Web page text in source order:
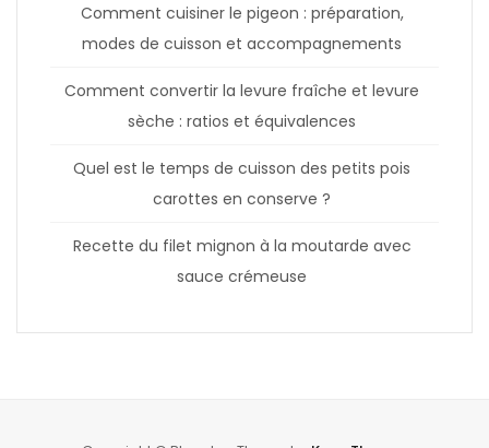
Comment cuisiner le pigeon : préparation,
modes de cuisson et accompagnements
Comment convertir la levure fraîche et levure
sèche : ratios et équivalences
Quel est le temps de cuisson des petits pois
carottes en conserve ?
Recette du filet mignon à la moutarde avec
sauce crémeuse